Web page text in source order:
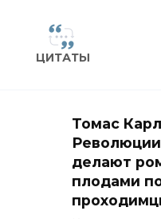
ЦИТАТЫ
Томас
Революции
делают
плодами